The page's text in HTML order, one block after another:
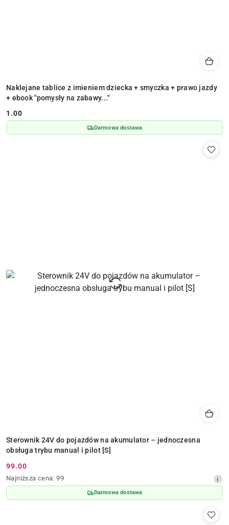
Naklejane tablice z imieniem dziecka + smyczka + prawo jazdy
+ ebook "pomysły na zabawy..."
Cena:
1.00
Darmowa dostawa
Sterownik 24V do pojazdów na akumulator – jednoczesna
obsługa trybu manual i pilot [S]
Cena
promocyjna:
99.00
Najniższa
cena
z
Najniższa cena: 99
Darmowa dostawa